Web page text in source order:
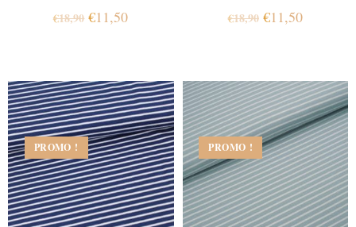
€18,90 €11,50 €18,90 €11,50
PROMO ! PROMO !